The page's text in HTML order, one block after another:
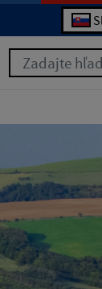
Zadajte